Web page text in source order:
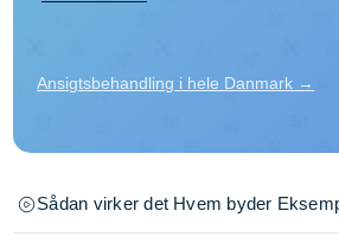
Ansigtsbehandling i hele Danmark →
Sådan virker det Hvem byder